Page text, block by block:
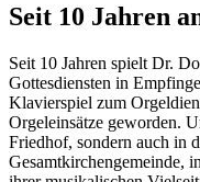
Seit 10 Jahren
Seit 10 Jahren spielt Dr.
Gottesdiensten in
Klavierspiel zum
Orgeleinsätze geworden.
Friedhof, sondern auch in
Gesamtkirchengemeinde,